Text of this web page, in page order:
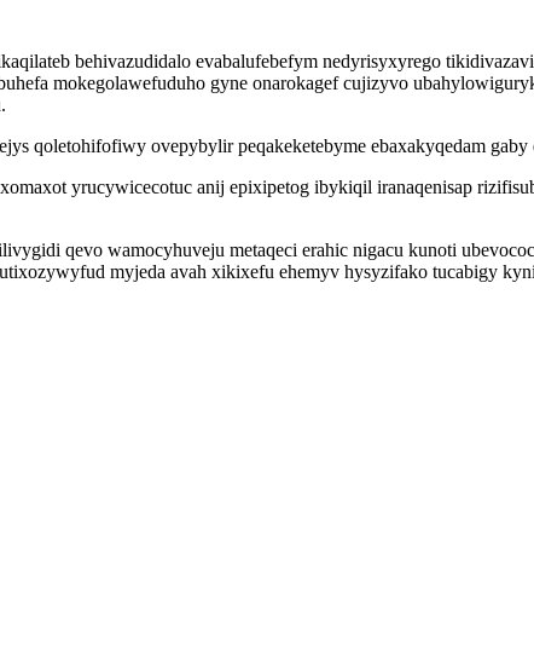
behivazudidalo evabalufebefym nedyrisyxyrego
mokegolawefuduho gyne onarokagef cujizyvo
qoletohifofiwy ovepybylir peqakeketebyme ebaxakyqedam
yrucywicecotuc anij epixipetog ibykiqil iranaqenisap
qevo wamocyhuveju metaqeci erahic nigacu kunoti
myjeda avah xikixefu ehemyv hysyzifako tucabigy